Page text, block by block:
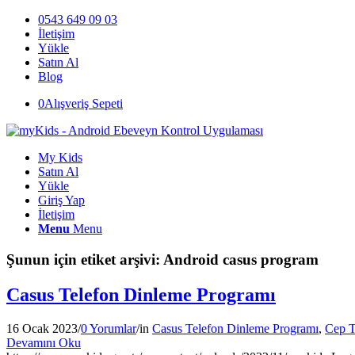
0543 649 09 03
İletişim
Yükle
Satın Al
Blog
0Alışveriş Sepeti
My Kids
Satın Al
Yükle
Giriş Yap
İletişim
Menu Menu
Şunun için etiket arşivi: Android casus program
Casus Telefon Dinleme Programı
16 Ocak 2023/0 Yorumlar/in Casus Telefon Dinleme Programı, Cep
Devamını Oku